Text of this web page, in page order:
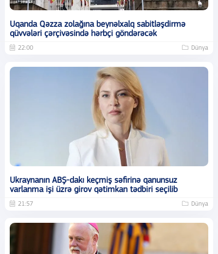
Uqanda Qəzza zolağına beynəlxalq sabitləşdirmə
qüvvələri çərçivəsində hərbçi göndərəcək
22:00 Dünya
Ukraynanın ABŞ-dakı keçmiş səfirinə qanunsuz
varlanma işi üzrə girov qətimkan tədbiri seçilib
21:57 Dünya